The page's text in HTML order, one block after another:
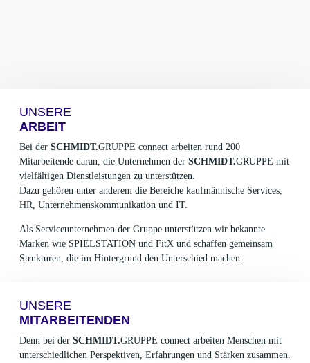
UNSERE
ARBEIT
Bei der SCHMIDT.GRUPPE connect arbeiten rund 200
Mitarbeitende daran, die Unternehmen der SCHMIDT.GRUPPE mit
vielfältigen Dienstleistungen zu unterstützen.
Dazu gehören unter anderem die Bereiche kaufmännische Services,
HR, Unternehmenskommunikation und IT.
Als Serviceunternehmen der Gruppe unterstützen wir bekannte
Marken wie SPIELSTATION und FitX und schaffen gemeinsam
Strukturen, die im Hintergrund den Unterschied machen.
UNSERE
MITARBEITENDEN
Denn bei der SCHMIDT.GRUPPE connect arbeiten Menschen mit
unterschiedlichen Perspektiven, Erfahrungen und Stärken zusammen.